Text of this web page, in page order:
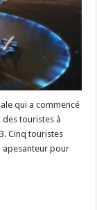
qui a commencé
des touristes à
Cinq touristes
apesanteur pour